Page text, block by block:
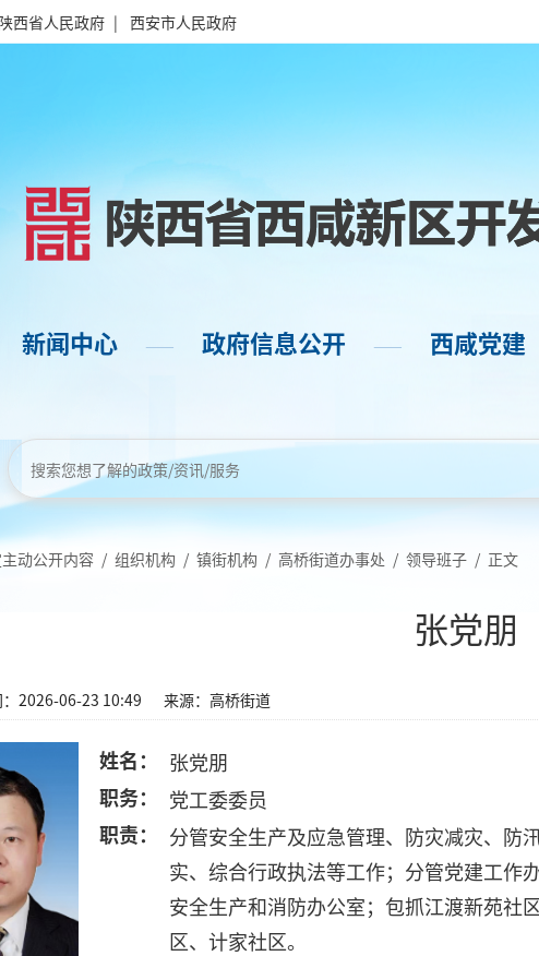
陕西省人民政府 | 西安市人民政府
新闻中心 —— 政府信息公开 —— 西咸党建
动公开内容 / 组织机构 / 镇街机构 / 高桥街道办事处 / 领导班子 / 正文
张党朋
2026-06-23 10:49 来源：高桥街道
姓名：
张党朋
职务：
党工委委员
职责：
分管安全生产及应急管理、防灾减灾、
实、综合行政执法等工作；分管党建工作
安全生产和消防办公室；包抓江渡新苑社
区、计家社区。